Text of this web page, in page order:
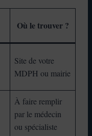
Où le trouver ?
Site de votre
MDPH ou mairie
À faire remplir
par le médecin
ou spécialiste